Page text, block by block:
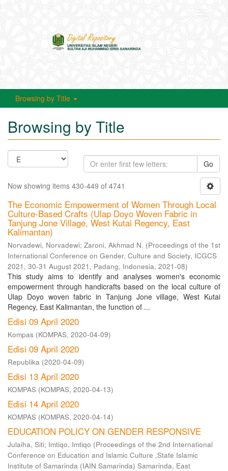
Browsing by Title
Browsing by Title
Go
Now showing items 430-449 of 4741
The Economic Empowerment of Women Through Local
Culture-Based Crafts (Ulap Doyo Woven Fabric in
Tanjung Jone Village, West Kutai Regency, East
Kalimantan)
Norvadewi, Norvadewi; Zaroni, Akhmad N. (Proceedings of the 1st
International Conference on Gender, Culture and Society, ICGCS
2021, 30-31 August 2021, Padang, Indonesia, 2021-08)
This study aims to identify and analyses women's economic
empowerment through handicrafts based on the local culture of
Ulap Doyo woven fabric in Tanjung Jone village, West Kutai
Regency, East Kalimantan, the function of ...
Edisi 09 April 2020
Kompas (KOMPAS, 2020-04-09)
Edisi 09 April 2020
Republika (2020-04-09)
Edisi 13 April 2020
KOMPAS (KOMPAS, 2020-04-13)
Edisi 14 April 2020
KOMPAS (KOMPAS, 2020-04-14)
EDUCATION POLICY ON GENDER RESPONSIVE
Julaiha, Siti; Imtiqo, Imtiqo (Proceedings of the 2nd International
Conference on Education and Islamic Culture ,State Islamic
Institute of Samarinda (IAIN Samarinda) Samarinda, East